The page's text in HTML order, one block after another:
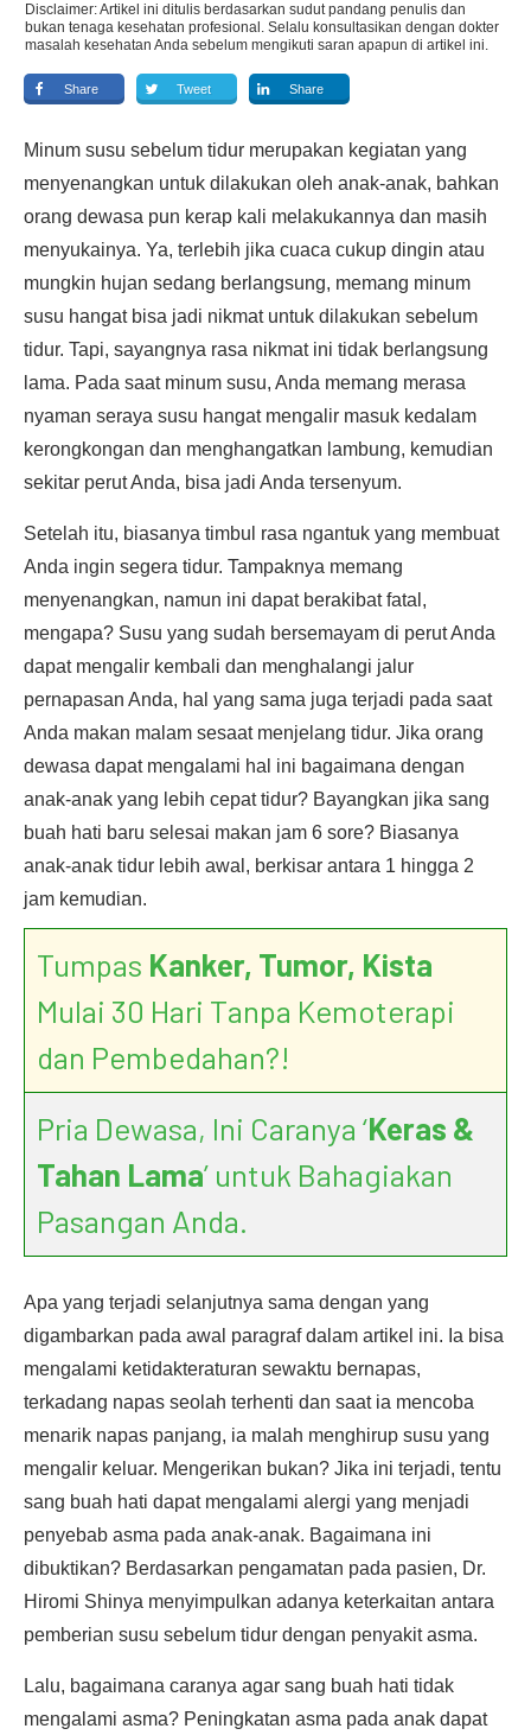
Disclaimer: Artikel ini ditulis berdasarkan sudut pandang penulis dan
bukan tenaga kesehatan profesional. Selalu konsultasikan dengan dokter
masalah kesehatan Anda sebelum mengikuti saran apapun di artikel ini.
Share Tweet Share
Minum susu sebelum tidur merupakan kegiatan yang
menyenangkan untuk dilakukan oleh anak-anak, bahkan
orang dewasa pun kerap kali melakukannya dan masih
menyukainya. Ya, terlebih jika cuaca cukup dingin atau
mungkin hujan sedang berlangsung, memang minum
susu hangat bisa jadi nikmat untuk dilakukan sebelum
tidur. Tapi, sayangnya rasa nikmat ini tidak berlangsung
lama. Pada saat minum susu, Anda memang merasa
nyaman seraya susu hangat mengalir masuk kedalam
kerongkongan dan menghangatkan lambung, kemudian
sekitar perut Anda, bisa jadi Anda tersenyum.
Setelah itu, biasanya timbul rasa ngantuk yang membuat
Anda ingin segera tidur. Tampaknya memang
menyenangkan, namun ini dapat berakibat fatal,
mengapa? Susu yang sudah bersemayam di perut Anda
dapat mengalir kembali dan menghalangi jalur
pernapasan Anda, hal yang sama juga terjadi pada saat
Anda makan malam sesaat menjelang tidur. Jika orang
dewasa dapat mengalami hal ini bagaimana dengan
anak-anak yang lebih cepat tidur? Bayangkan jika sang
buah hati baru selesai makan jam 6 sore? Biasanya
anak-anak tidur lebih awal, berkisar antara 1 hingga 2
jam kemudian.
Tumpas Kanker, Tumor, Kista
Mulai 30 Hari Tanpa Kemoterapi
dan Pembedahan?!
Pria Dewasa, Ini Caranya ‘Keras &
Tahan Lama’ untuk Bahagiakan
Pasangan Anda.
Apa yang terjadi selanjutnya sama dengan yang
digambarkan pada awal paragraf dalam artikel ini. Ia bisa
mengalami ketidakteraturan sewaktu bernapas,
terkadang napas seolah terhenti dan saat ia mencoba
menarik napas panjang, ia malah menghirup susu yang
mengalir keluar. Mengerikan bukan? Jika ini terjadi, tentu
sang buah hati dapat mengalami alergi yang menjadi
penyebab asma pada anak-anak. Bagaimana ini
dibuktikan? Berdasarkan pengamatan pada pasien, Dr.
Hiromi Shinya menyimpulkan adanya keterkaitan antara
pemberian susu sebelum tidur dengan penyakit asma.
Lalu, bagaimana caranya agar sang buah hati tidak
mengalami asma? Peningkatan asma pada anak dapat